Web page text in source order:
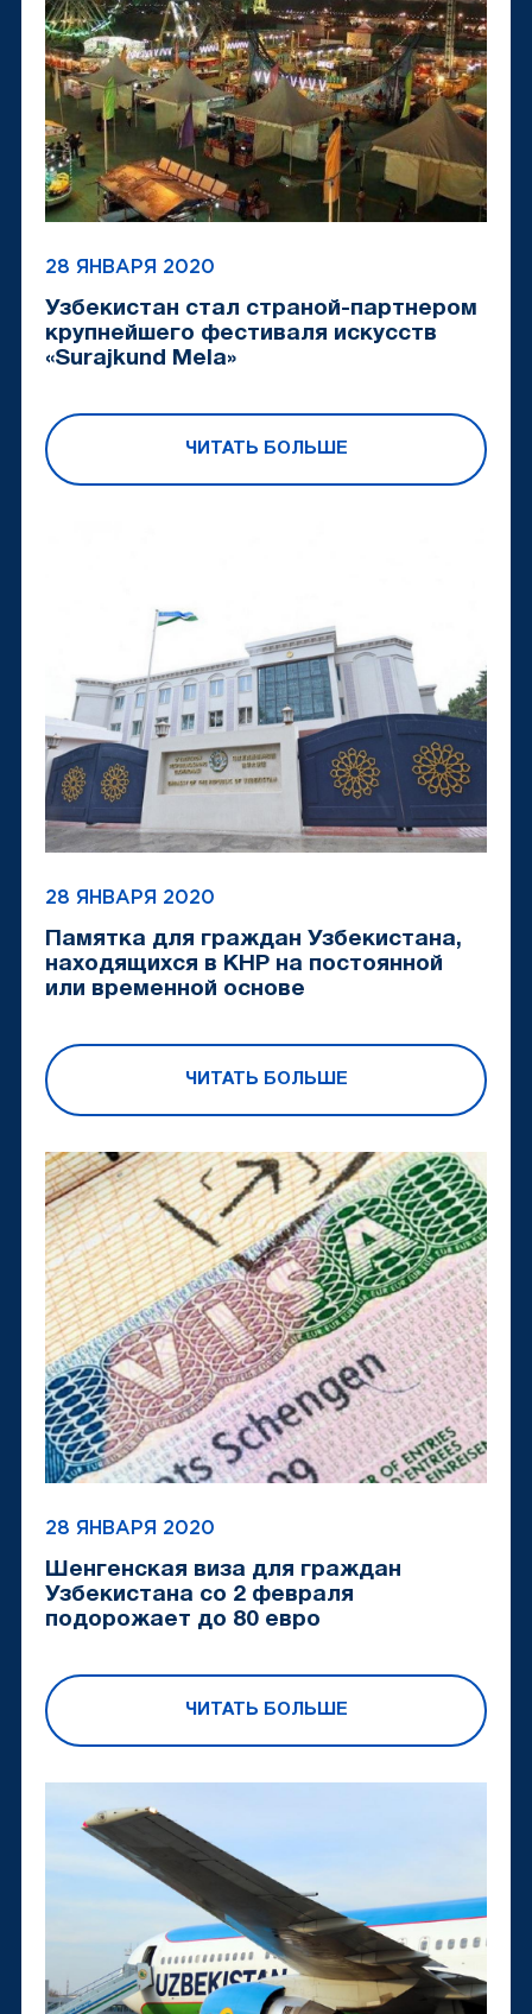
28 ЯНВАРЯ 2020
Узбекистан стал страной-партнером
крупнейшего фестиваля искусств
«Surajkund Mela»
ЧИТАТЬ БОЛЬШЕ
28 ЯНВАРЯ 2020
Памятка для граждан Узбекистана,
находящихся в КНР на постоянной
или временной основе
ЧИТАТЬ БОЛЬШЕ
28 ЯНВАРЯ 2020
Шенгенская виза для граждан
Узбекистана со 2 февраля
подорожает до 80 евро
ЧИТАТЬ БОЛЬШЕ